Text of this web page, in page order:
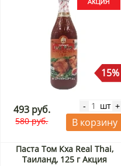
15%
493 руб.
580 руб.
- шт +
В корзину
Паста Том Кха Real Thai,
Таиланд, 125 г Акция